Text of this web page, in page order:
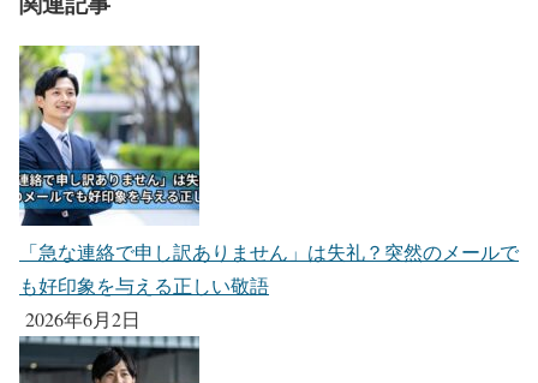
「急な連絡で申し訳ありません」は失礼？突然のメールで
も好印象を与える正しい敬語
2026年6月2日